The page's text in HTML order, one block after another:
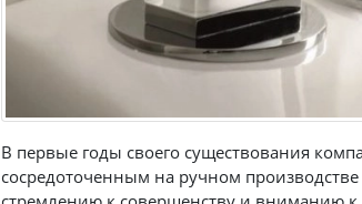
В первые годы своего существования
сосредоточенным на ручном